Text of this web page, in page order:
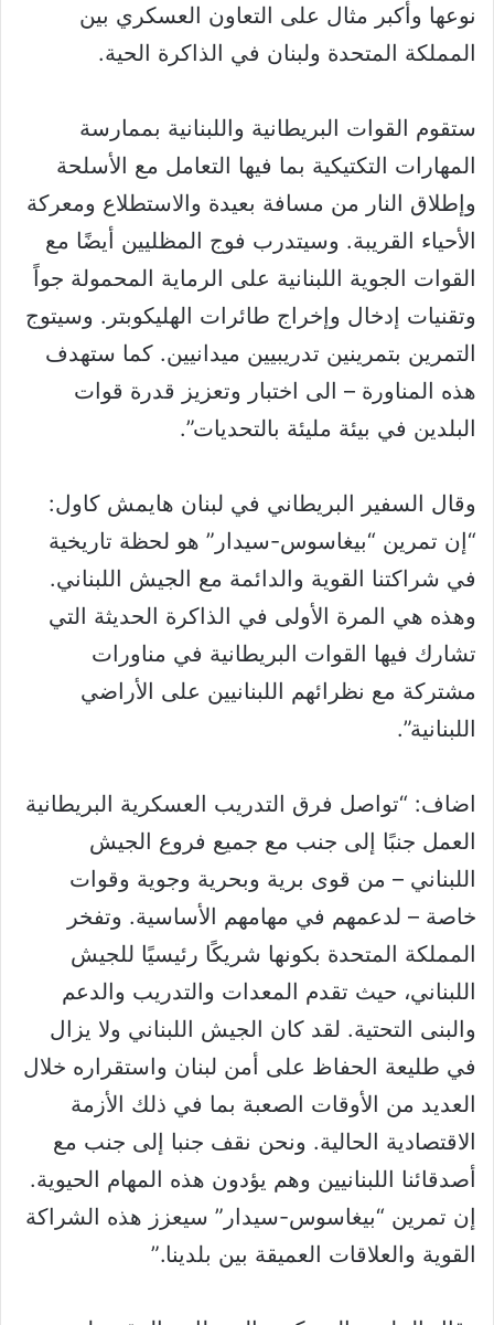
نوعها وأكبر مثال على التعاون العسكري بين
المملكة المتحدة ولبنان في الذاكرة الحية.
ستقوم القوات البريطانية واللبنانية بممارسة
المهارات التكتيكية بما فيها التعامل مع الأسلحة
وإطلاق النار من مسافة بعيدة والاستطلاع ومعركة
الأحياء القريبة. وسيتدرب فوج المظليين أيضًا مع
القوات الجوية اللبنانية على الرماية المحمولة جواً
وتقنيات إدخال وإخراج طائرات الهليكوبتر. وسيتوج
التمرين بتمرينين تدريبيين ميدانيين. كما ستهدف
هذه المناورة – الى اختبار وتعزيز قدرة قوات
البلدين في بيئة مليئة بالتحديات”.
وقال السفير البريطاني في لبنان هايمش كاول:
“إن تمرين “بيغاسوس-سيدار” هو لحظة تاريخية
في شراكتنا القوية والدائمة مع الجيش اللبناني.
وهذه هي المرة الأولى في الذاكرة الحديثة التي
تشارك فيها القوات البريطانية في مناورات
مشتركة مع نظرائهم اللبنانيين على الأراضي
اللبنانية”.
اضاف: “تواصل فرق التدريب العسكرية البريطانية
العمل جنبًا إلى جنب مع جميع فروع الجيش
اللبناني – من قوى برية وبحرية وجوية وقوات
خاصة – لدعمهم في مهامهم الأساسية. وتفخر
المملكة المتحدة بكونها شريكًا رئيسيًا للجيش
اللبناني، حيث تقدم المعدات والتدريب والدعم
والبنى التحتية. لقد كان الجيش اللبناني ولا يزال
في طليعة الحفاظ على أمن لبنان واستقراره خلال
العديد من الأوقات الصعبة بما في ذلك الأزمة
الاقتصادية الحالية. ونحن نقف جنبا إلى جنب مع
أصدقائنا اللبنانيين وهم يؤدون هذه المهام الحيوية.
إن تمرين “بيغاسوس-سيدار” سيعزز هذه الشراكة
القوية والعلاقات العميقة بين بلدينا.”